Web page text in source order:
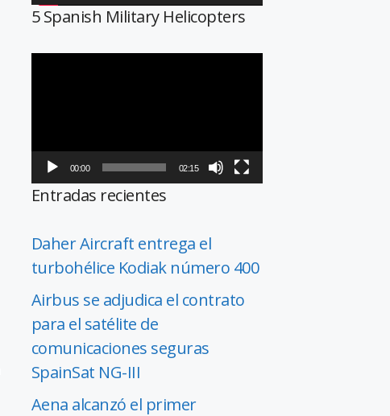
5 Spanish Military Helicopters
00:00 02:15
Entradas recientes
Daher Aircraft entrega el
turbohélice Kodiak número 400
Airbus se adjudica el contrato
para el satélite de
comunicaciones seguras
SpainSat NG-III
Aena alcanzó el primer